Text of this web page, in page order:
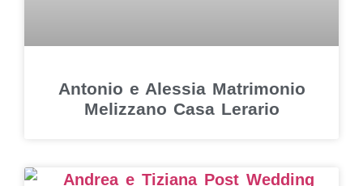
Antonio e Alessia Matrimonio
Melizzano Casa Lerario